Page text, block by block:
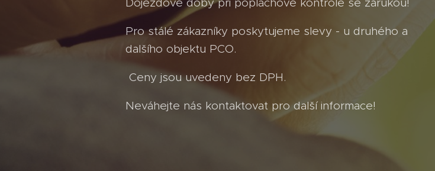
Pro stálé zákazníky poskytujeme slevy - u druhého a
dalšího objektu PCO.
Ceny jsou uvedeny bez DPH.
Neváhejte nás kontaktovat pro další informace!